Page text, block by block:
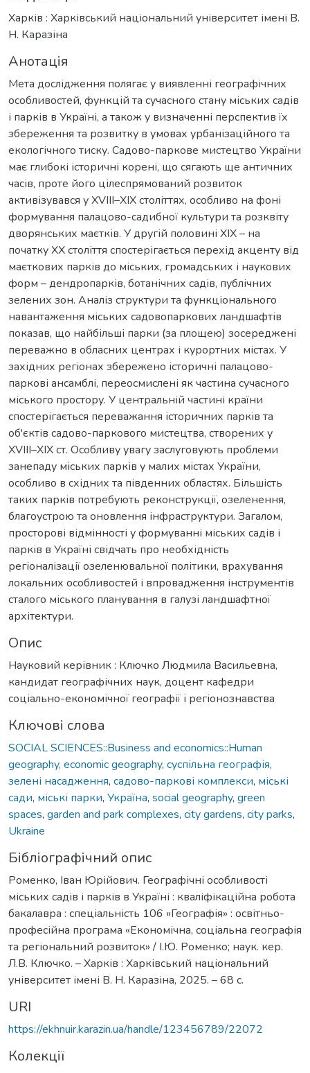
Харків : Харківський національний університет імені В.
Н. Каразіна
Анотація
Мета дослідження полягає у виявленні географічних
особливостей, функцій та сучасного стану міських садів
і парків в Україні, а також у визначенні перспектив їх
збереження та розвитку в умовах урбанізаційного та
екологічного тиску. Садово-паркове мистецтво України
має глибокі історичні корені, що сягають ще античних
часів, проте його цілеспрямований розвиток
активізувався у XVIII–XIX століттях, особливо на фоні
формування палацово-садибної культури та розквіту
дворянських маєтків. У другій половині ХІХ – на
початку ХХ століття спостерігається перехід акценту від
маєткових парків до міських, громадських і наукових
форм – дендропарків, ботанічних садів, публічних
зелених зон. Аналіз структури та функціонального
навантаження міських садовопаркових ландшафтів
показав, що найбільші парки (за площею) зосереджені
переважно в обласних центрах і курортних містах. У
західних регіонах збережено історичні палацово-
паркові ансамблі, переосмислені як частина сучасного
міського простору. У центральній частині країни
спостерігається переважання історичних парків та
об'єктів садово-паркового мистецтва, створених у
XVIII–XIX ст. Особливу увагу заслуговують проблеми
занепаду міських парків у малих містах України,
особливо в східних та південних областях. Більшість
таких парків потребують реконструкції, озеленення,
благоустрою та оновлення інфраструктури. Загалом,
просторові відмінності у формуванні міських садів і
парків в Україні свідчать про необхідність
регіоналізації озеленювальної політики, врахування
локальних особливостей і впровадження інструментів
сталого міського планування в галузі ландшафтної
архітектури.
Опис
Науковий керівник : Ключко Людмила Васильевна,
кандидат географічних наук, доцент кафедри
соціально-економічної географії і регіонознавства
Ключові слова
SOCIAL SCIENCES::Business and economics::Human
geography, economic geography, суспільна географія,
зелені насадження, садово-паркові комплекси, міські
сади, міські парки, Україна, social geography, green
spaces, garden and park complexes, city gardens, city parks,
Ukraine
Бібліографічний опис
Роменко, Іван Юрійович. Географічні особливості
міських садів і парків в Україні : кваліфікаційна робота
бакалавра : спеціальність 106 «Географія» : освітньо-
професійна програма «Економічна, соціальна географія
та регіональний розвиток» / І.Ю. Роменко; наук. кер.
Л.В. Ключко. – Харків : Харківський національний
університет імені В. Н. Каразіна, 2025. – 68 с.
URI
https://ekhnuir.karazin.ua/handle/123456789/22072
Колекції